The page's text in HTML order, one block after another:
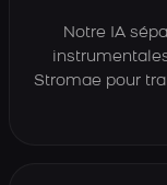
Notre IA
Stromae pour